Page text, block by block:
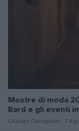
Mostre di moda
Bard e gli eventi
Cristian Castiglioni · 7